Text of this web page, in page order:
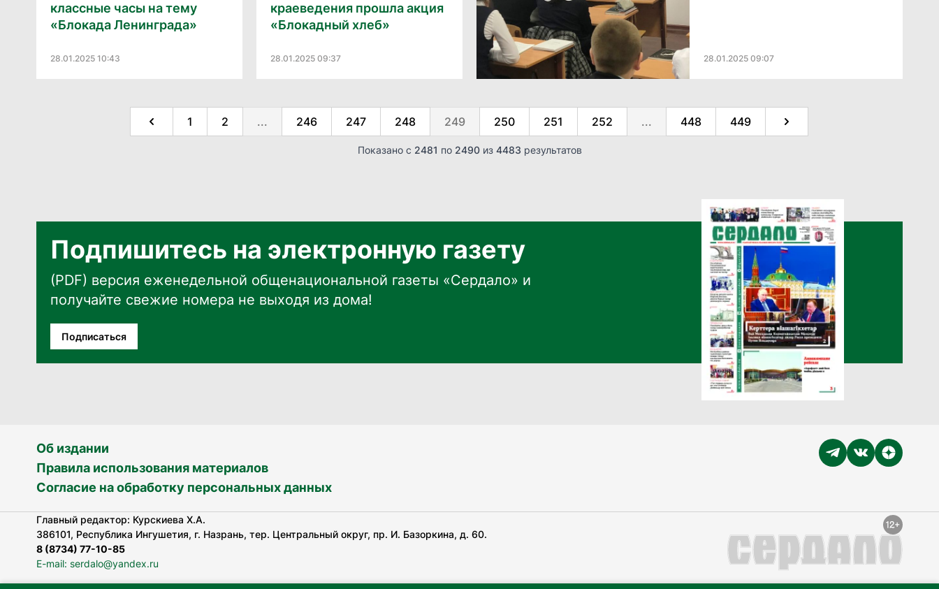
классные часы на тему
«Блокада Ленинграда»
28.01.2025 10:43
краеведения прошла акция
«Блокадный хлеб»
28.01.2025 09:37 28.01.2025 09:07
1 2 ... 246 247 248 249 250 251 252 ... 448 449
Показано с 2481 по 2490из 4483 результатов
Подпишитесь на электронную газету
(PDF) версия еженедельной общенациональной газеты «Сердало» и
получайте свежие номера не выходя из дома!
Подписаться
Об издании
Правила использования материалов
Согласие на обработку персональных данных
Главный редактор: Курскиева Х.А.
386101, Республика Ингушетия, г. Назрань, тер. Центральный округ, пр. И. Базоркина, д. 60.
8 (8734) 77-10-85
E-mail: serdalo@yandex.ru